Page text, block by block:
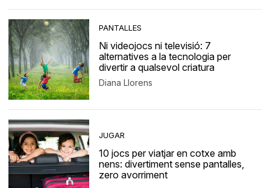
PANTALLES
Ni videojocs ni televisió: 7
alternatives a la tecnologia per
divertir a qualsevol criatura
Diana Llorens
JUGAR
10 jocs per viatjar en cotxe amb
nens: divertiment sense pantalles,
zero avorriment